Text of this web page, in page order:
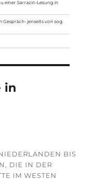
einer Sarrazin-Lesung in
Gespräch- jenseits von sog.
in
BIS
DIE IN DER
IM WESTEN